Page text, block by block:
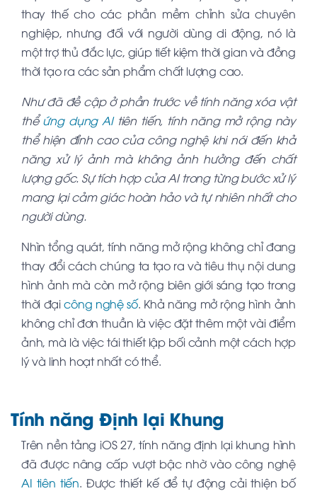
thay thế cho các phần mềm chỉnh sửa chuyên
nghiệp, nhưng đối với người dùng di động, nó là
một trợ thủ đắc lực, giúp tiết kiệm thời gian và đồng
thời tạo ra các sản phẩm chất lượng cao.
Như đã đề cập ở phần trước về tính năng xóa vật
thểứng dụng AItiên tiến, tính năng mở rộng này
thể hiện đỉnh cao của công nghệ khi nói đến khả
năng xử lý ảnh mà không ảnh hưởng đến chất
lượng gốc. Sự tích hợp của AI trong từng bước xử lý
mang lại cảm giác hoàn hảo và tự nhiên nhất cho
người dùng.
Nhìn tổng quát, tính năng mở rộng không chỉ đang
thay đổi cách chúng ta tạo ra và tiêu thụ nội dung
hình ảnh mà còn mở rộng biên giới sáng tạo trong
thời đạicông nghệ số. Khả năng mở rộng hình ảnh
không chỉ đơn thuần là việc đặt thêm một vài điểm
ảnh, mà là việc tái thiết lập bối cảnh một cách hợp
lý và linh hoạt nhất có thể.
Tính năng Định lại Khung
Trên nền tảng iOS 27, tính năng định lại khung hình
đã được nâng cấp vượt bậc nhờ vào công nghệ
AI tiên tiến. Được thiết kế để tự động cải thiện bố